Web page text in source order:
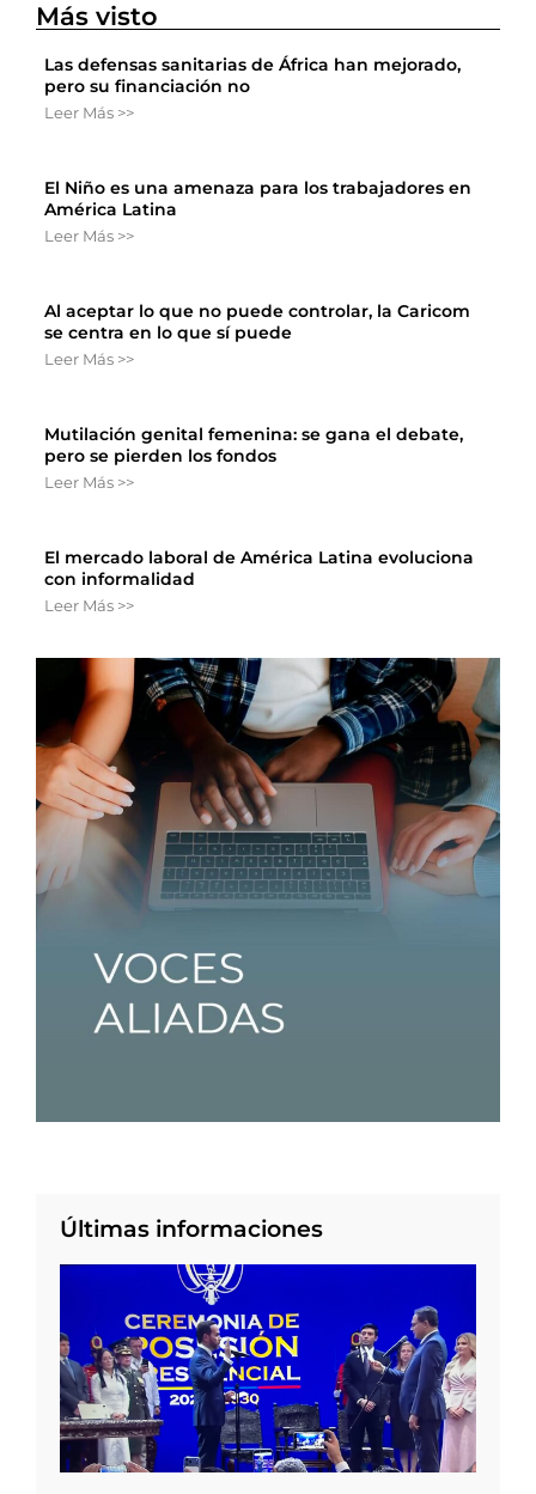
Más visto
Las defensas sanitarias de África han mejorado,
pero su financiación no
Leer Más >>
El Niño es una amenaza para los trabajadores en
América Latina
Leer Más >>
Al aceptar lo que no puede controlar, la Caricom
se centra en lo que sí puede
Leer Más >>
Mutilación genital femenina: se gana el debate,
pero se pierden los fondos
Leer Más >>
El mercado laboral de América Latina evoluciona
con informalidad
Leer Más >>
Últimas informaciones